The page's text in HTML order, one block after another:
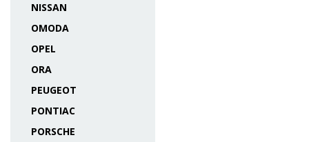
NISSAN
OMODA
OPEL
ORA
PEUGEOT
PONTIAC
PORSCHE